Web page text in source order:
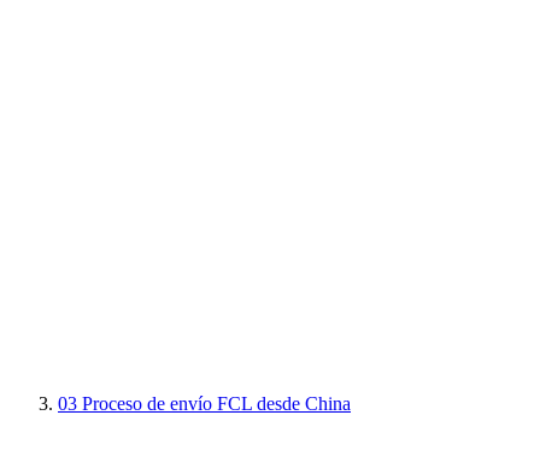
03 Proceso de envío FCL desde China